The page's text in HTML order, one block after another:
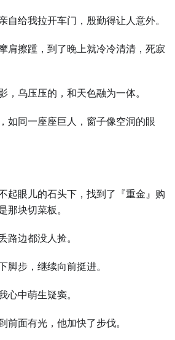
自给我拉开车门，殷勤得让人意外。
肩擦踵，到了晚上就冷冷清清，死寂
，乌压压的，和天色融为一体。
如同一座座巨人，窗子像空洞的眼
起眼儿的石头下，找到了『重金』购
那块切菜板。
路边都没人捡。
脚步，继续向前挺进。
心中萌生疑窦。
前面有光，他加快了步伐。